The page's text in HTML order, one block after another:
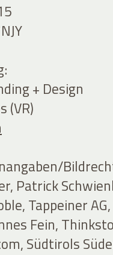
+ Design
(VR)
Patrick
Tappeiner
Fein,
Südtirols